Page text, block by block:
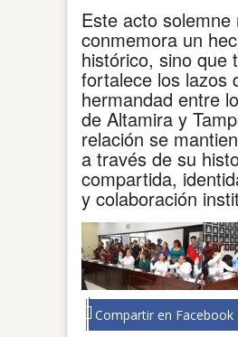
Este acto solemne
conmemora un
histórico, sino que
fortalece los lazos
hermandad entre
de Altamira y
relación se
a través de su
compartida,
y colaboración
Compartir en Facebook